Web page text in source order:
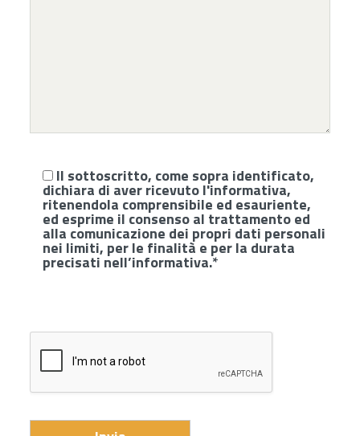
Il sottoscritto, come sopra identificato,
dichiara di aver ricevuto l'informativa,
ritenendola comprensibile ed esauriente,
ed esprime il consenso al trattamento ed
alla comunicazione dei propri dati personali
nei limiti, per le finalità e per la durata
precisati nell’informativa.*